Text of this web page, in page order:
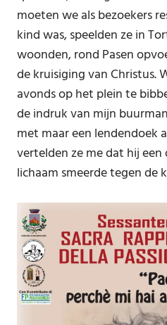
moeten we als bezoekers
kind was, speelden ze in
woonden, rond Pasen
de kruisiging van Christus.
avonds op het plein te
de indruk van mijn
met maar een lendendoek
vertelden ze me dat hij
lichaam smeerde tegen de